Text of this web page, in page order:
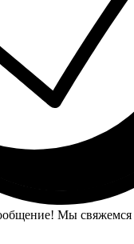
Мы свяжемся